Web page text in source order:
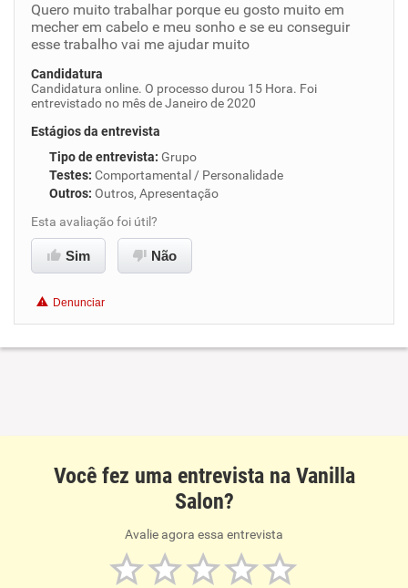
Quero muito trabalhar porque eu gosto muito em
mecher em cabelo e meu sonho e se eu conseguir
esse trabalho vai me ajudar muito
Candidatura
Candidatura online. O processo durou 15 Hora. Foi
entrevistado no mês de Janeiro de 2020
Estágios da entrevista
Tipo de entrevista: Grupo
Testes: Comportamental / Personalidade
Outros: Outros, Apresentação
Esta avaliação foi útil?
Sim Não
Denunciar
Você fez uma entrevista na Vanilla
Salon?
Avalie agora essa entrevista